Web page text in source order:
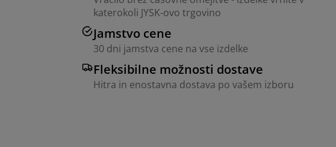
katerokoli JYSK-ovo trgovino
Jamstvo cene
30 dni jamstva cene na vse izdelke
Fleksibilne možnosti dostave
Hitra in enostavna dostava po vašem izboru